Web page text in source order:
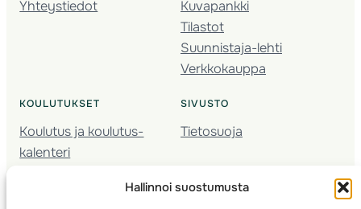
Hallinnoi suostumusta
Yhteystiedot
Kuvapankki
Tilastot
Suunnistaja-lehti
Verkkokauppa
KOULUTUKSET
Koulutus ja koulutus­
kalenteri
Seura­kehittäminen
SIVUSTO
Tietosuoja